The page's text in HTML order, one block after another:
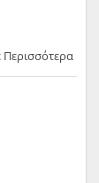
Περισσότερα